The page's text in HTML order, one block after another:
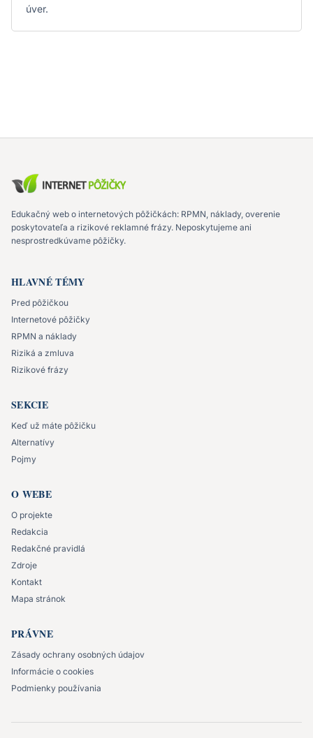
úver.
Edukačný web o internetových pôžičkách: RPMN, náklady, overenie
poskytovateľa a rizikové reklamné frázy. Neposkytujeme ani
nesprostredkúvame pôžičky.
HLAVNÉ TÉMY
Pred pôžičkou
Internetové pôžičky
RPMN a náklady
Riziká a zmluva
Rizikové frázy
SEKCIE
Keď už máte pôžičku
Alternatívy
Pojmy
O WEBE
O projekte
Redakcia
Redakčné pravidlá
Zdroje
Kontakt
Mapa stránok
PRÁVNE
Zásady ochrany osobných údajov
Informácie o cookies
Podmienky používania